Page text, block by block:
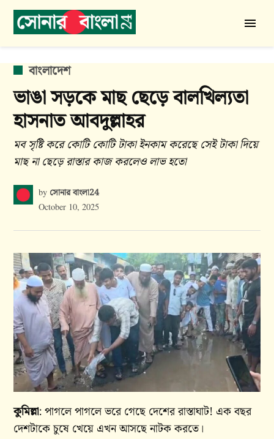
Skip
বাংলা
24
POSTED
বাংলাদেশ
ভাঙা সড়কে মাছ ছেড়ে বালখিল্যতা
হাসনাত আবদুল্লাহর
মব সৃষ্টি করে কোটি কোটি টাকা ইনকাম করেছে সেই টাকা দিয়ে
মাছ না ছেড়ে রাস্তার কাজ করলেও লাভ হতো
by সোনার বাংলা24
October 10, 2025
কুমিল্লা: পাগলে পাগলে ভরে গেছে দেশের রাস্তাঘাট! এক বছর
দেশটাকে চুষে খেয়ে এখন আসছে নাটক করতে।